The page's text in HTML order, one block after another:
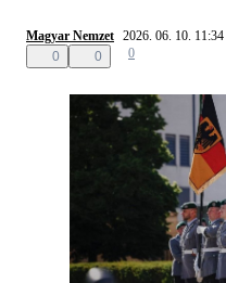
Magyar Nemzet 2026. 06. 10. 11:34
0
0 0